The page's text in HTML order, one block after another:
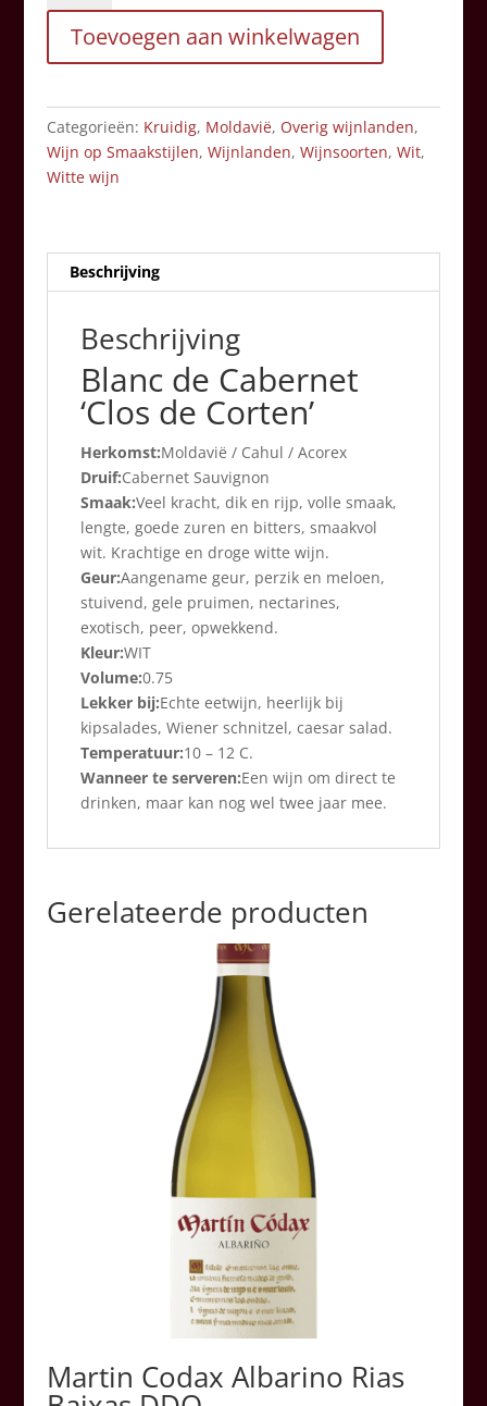
Cabernet
'Clos
de
Moldavië
aantal
Toevoegen aan winkelwagen
Categorieën: Kruidig, Moldavië, Overig wijnlanden,
Wijn op Smaakstijlen, Wijnlanden, Wijnsoorten, Wit,
Witte wijn
Beschrijving
Beschrijving
Blanc de Cabernet
‘Clos de Corten’
Herkomst:Moldavië / Cahul / Acorex
Druif:Cabernet Sauvignon
Smaak:Veel kracht, dik en rijp, volle smaak,
lengte, goede zuren en bitters, smaakvol
wit. Krachtige en droge witte wijn.
Geur:Aangename geur, perzik en meloen,
stuivend, gele pruimen, nectarines,
exotisch, peer, opwekkend.
Kleur:WIT
Volume:0.75
Lekker bij:Echte eetwijn, heerlijk bij
kipsalades, Wiener schnitzel, caesar salad.
Temperatuur:10 – 12 C.
Wanneer te serveren:Een wijn om direct te
drinken, maar kan nog wel twee jaar mee.
Gerelateerde producten
Martin Codax Albarino Rias